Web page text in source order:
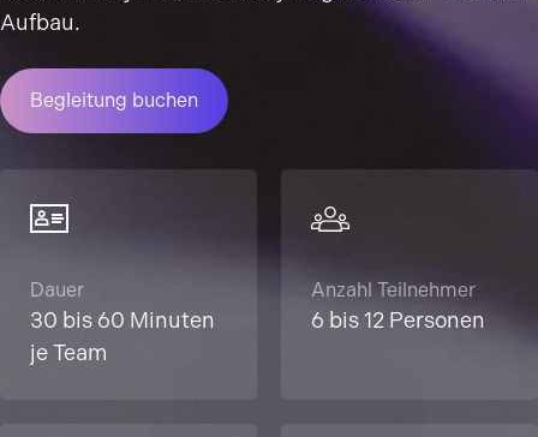
Aufbau.
Begleitung buchen
Dauer
30 bis 60 Minuten
je Team
Anzahl Teilnehmer
6 bis 12 Personen